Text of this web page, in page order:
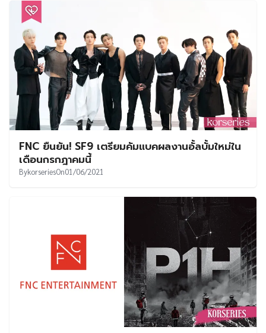
FNC ยืนยัน! SF9 เตรียมคัมแบคผลงานอั้ลบั้มใหม่ใน
เดือนกรกฎาคมนี้
BykorseriesOn01/06/2021